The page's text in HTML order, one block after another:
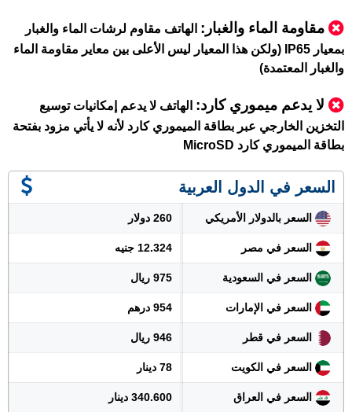
مقاومة الماء والغبار: الهاتف مقاوم لرشات الماء والغبار
بمعيار IP65 (ولكن هذا المعيار ليس الأعلى بين معاير مقاومة الماء
والغبار المعتمدة)
لا يدعم ميموري كارد: الهاتف لا يدعم إمكانيات توسيع
التخزين الخارجي عبر بطاقة الميموري كارد لأنه لا يأتي مزود بفتحة
بطاقة الميموري كارد MicroSD
السعر في الدول العربية
السعر بالدولار الأمريكي 260 دولار
السعر في مصر 12.324 جنيه
السعر في السعودية 975 ريال
السعر في الإمارات 954 درهم
السعر في قطر 946 ريال
السعر في الكويت 78 دينار
السعر في العراق 340.600 دينار